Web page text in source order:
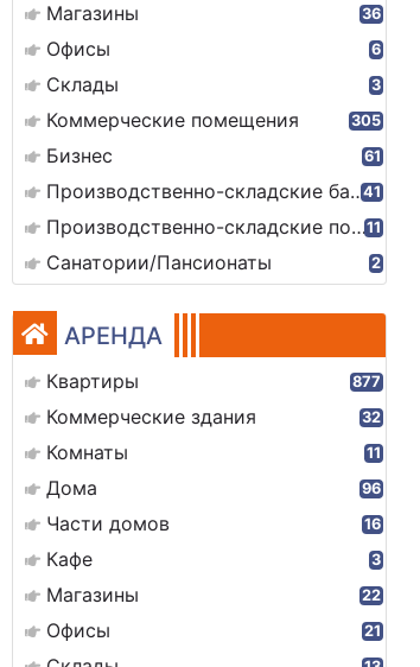
Магазины 36
Офисы 6
Склады 3
Коммерческие помещения 305
Бизнес 61
Производственно-складские базы41
Производственно-складские помещения11
Санатории/Пансионаты 2
АРЕНДА
Квартиры 877
Коммерческие здания 32
Комнаты 11
Дома 96
Части домов 16
Кафе 3
Магазины 22
Офисы 21